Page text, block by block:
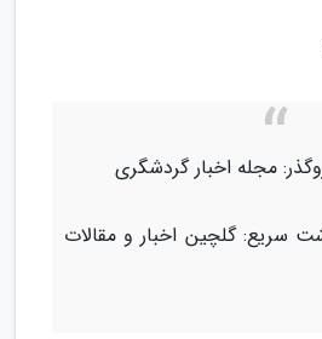
مجله اخبار گردشگری
سریع: گلچین اخبار و مقالات